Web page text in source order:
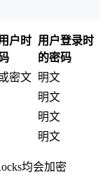
户时 用户登录时
的密码
密文 明文
明文
明文
明文
均会加密